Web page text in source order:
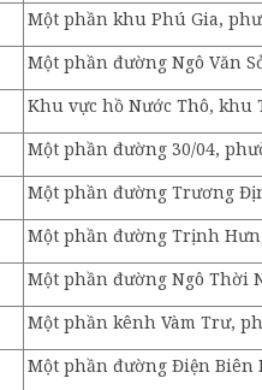
Một phần khu Phú Gia,
Một phần đường Ngô Văn
Khu vực hồ Nước Thô, khu
Một phần đường 30/04,
Một phần đường Trương
Một phần đường Trịnh
Một phần đường Ngô Thời
Một phần kênh Vàm Trư,
Một phần đường Điện Biên